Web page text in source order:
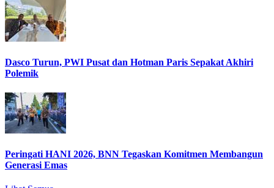
Dasco Turun, PWI Pusat dan Hotman Paris Sepakat Akhiri
Polemik
Peringati HANI 2026, BNN Tegaskan Komitmen Membangun
Generasi Emas